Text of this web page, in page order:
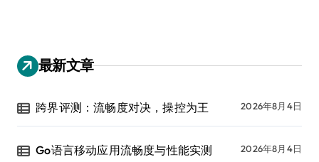
最新文章
跨界评测：流畅度对决，操控为王 2026年8月4日
Go语言移动应用流畅度与性能实测 2026年8月4日